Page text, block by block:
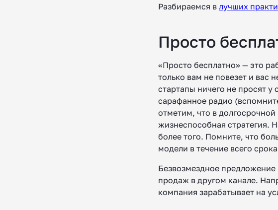
Разбираемся в лучших
Просто
«Просто бесплатно» — это
только вам не повезет и вас
стартапы ничего не просят у
сарафанное радио
отметим, что в
жизнеспособная стратегия.
более того. Помните, что
модели в течение всего
Безвозмездное
продаж в другом канале.
компания зарабатывает на